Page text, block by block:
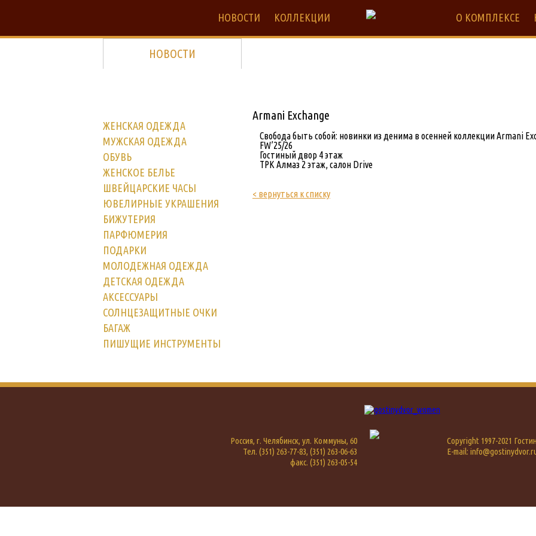
НОВОСТИ КОЛЛЕКЦИИ О КОМПЛЕКСЕ
НОВОСТИ
ЖЕНСКАЯ ОДЕЖДА
МУЖСКАЯ ОДЕЖДА
ОБУВЬ
ЖЕНСКОЕ БЕЛЬЕ
ШВЕЙЦАРСКИЕ ЧАСЫ
ЮВЕЛИРНЫЕ УКРАШЕНИЯ
БИЖУТЕРИЯ
ПАРФЮМЕРИЯ
ПОДАРКИ
МОЛОДЕЖНАЯ ОДЕЖДА
ДЕТСКАЯ ОДЕЖДА
АКСЕССУАРЫ
СОЛНЦЕЗАЩИТНЫЕ ОЧКИ
БАГАЖ
ПИШУЩИЕ ИНСТРУМЕНТЫ
Armani Exchange
Свобода быть собой: новинки из денима в осенней коллекции Armani
FW’25/26
Гостиный двор 4 этаж
ТРК Алмаз 2 этаж, салон Drive
< вернуться к списку
Россия, г. Челябинск, ул. Коммуны, 60
Тел. (351) 263-77-83, (351) 263-06-63
факс. (351) 263-05-54
Copyright 1997-2021
E-mail: